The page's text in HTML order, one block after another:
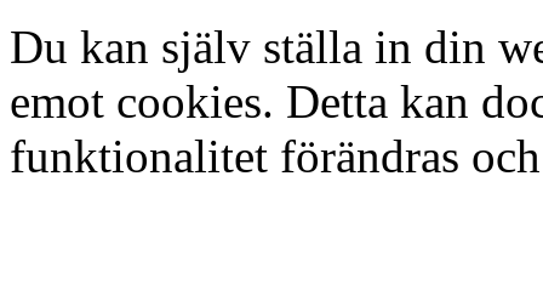
Du kan själv ställa in din
emot cookies. Detta kan
funktionalitet förändras